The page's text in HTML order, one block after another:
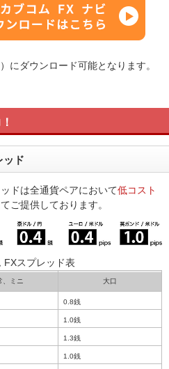
にダウンロード可能となります。
ッド
ドは全通貨ペアにおいて低コスト
ご提供しております。
FXスプレッド表
、ミニ 大口
0.8銭
1.0銭
1.3銭
1.0銭